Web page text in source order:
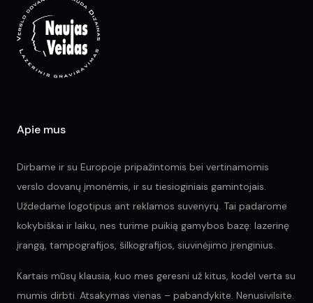
Apie mus
Dirbame ir su Europoje pripažintomis bei vertinamomis
verslo dovanų įmonėmis, ir su tiesioginiais gamintojais.
Uždedame logotipus ant reklamos suvenyrų. Tai padarome
kokybiškai ir laiku, nes turime puikią gamybos bazę: lazerinę
įrangą, tampografijos, šilkografijos, siuvinėjimo įrenginius.
Kartais mūsų klausia, kuo mes geresni už kitus, kodėl verta su
mumis dirbti. Atsakymas vienas – pabandykite. Nenusivilsite.